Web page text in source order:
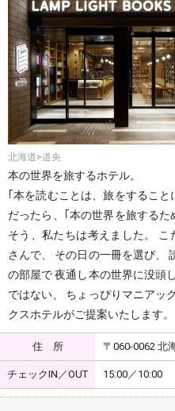
北海道>道央
本の世界を旅するホテル。
｢本を読むことは、旅をすること
だったら、｢本の世界を旅する
そう、私たちは考えました。
さんで、 その日の一冊を選び、
の部屋で 夜通し本の世界に没頭
ではない、 ちょっぴりマニアッ
クスホテルがご提案いたします。
住 所 〒060-0062 北
チェックIN／OUT 15:00／10:00